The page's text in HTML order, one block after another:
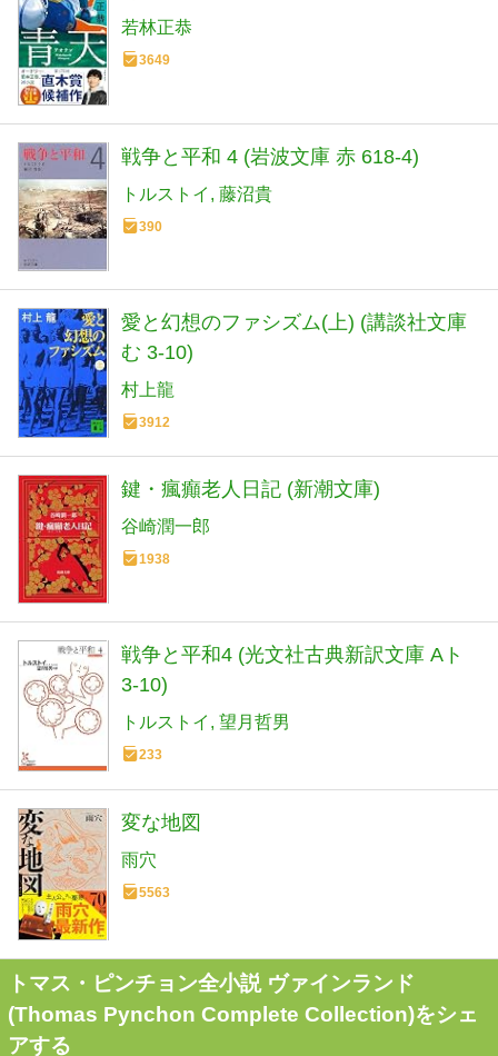
若林正恭
3649
戦争と平和 4 (岩波文庫 赤 618-4)
トルストイ 藤沼貴
390
愛と幻想のファシズム(上) (講談社文庫
む 3-10)
村上龍
3912
鍵・瘋癲老人日記 (新潮文庫)
谷崎潤一郎
1938
戦争と平和4 (光文社古典新訳文庫 Aト
3-10)
トルストイ 望月哲男
233
変な地図
雨穴
5563
トマス・ピンチョン全小説 ヴァインランド
(Thomas Pynchon Complete Collection)をシェ
アする